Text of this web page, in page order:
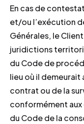
En cas de
et/ou l’exécution
Générales, le
juridictions
du Code de
lieu où il demeurait
contrat ou de la
conformément aux
du Code de la